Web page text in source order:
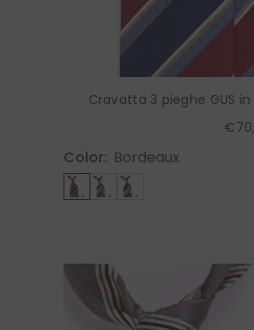
Cravatta 3 pieghe GUS
Color: Bordeaux